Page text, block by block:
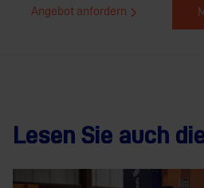
Angebot anfordern
Lesen Sie auch